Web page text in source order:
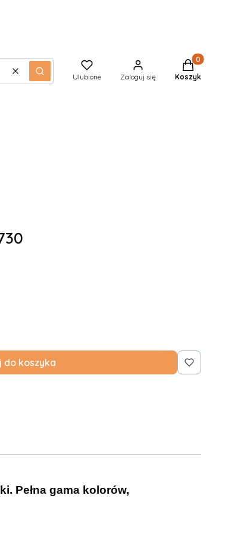
WyczyśćSzukaj Ulubione Zaloguj się
Produkty w
Koszyk
do koszyka
Pełna gama kolorów,